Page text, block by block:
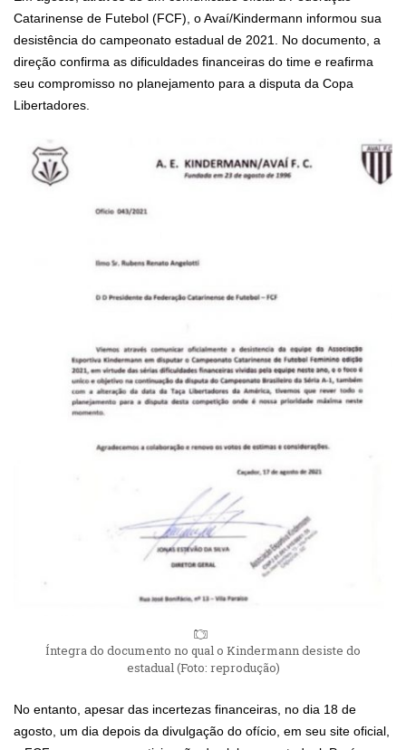
Catarinense de Futebol (FCF), o Avaí/Kindermann informou sua
desistência do campeonato estadual de 2021. No documento, a
direção confirma as dificuldades financeiras do time e reafirma
seu compromisso no planejamento para a disputa da Copa
Libertadores.
Íntegra do documento no qual o Kindermann desiste do
estadual (Foto: reprodução)
No entanto, apesar das incertezas financeiras, no dia 18 de
agosto, um dia depois da divulgação do ofício, em seu site oficial,